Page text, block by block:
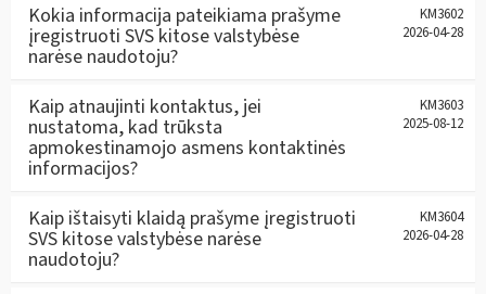
Kokia informacija pateikiama prašyme
įregistruoti SVS kitose valstybėse
narėse naudotoju?
KM3602
2026-04-28
Kaip atnaujinti kontaktus, jei
nustatoma, kad trūksta
apmokestinamojo asmens kontaktinės
informacijos?
KM3603
2025-08-12
Kaip ištaisyti klaidą prašyme įregistruoti
SVS kitose valstybėse narėse
naudotoju?
KM3604
2026-04-28